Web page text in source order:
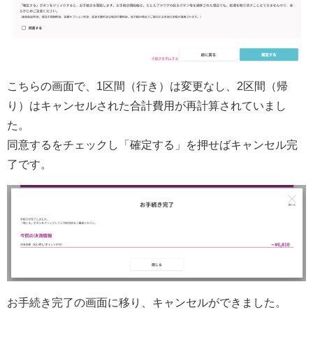
こちらの画面で、1区間（行き）は変更なし、2区間（帰
り）はキャンセルされた合計費用が再計算されていまし
た。
同意するをチェックし「確定する」を押せばキャンセル完
了です。
お手続き完了の画面に移り、キャンセルができました。